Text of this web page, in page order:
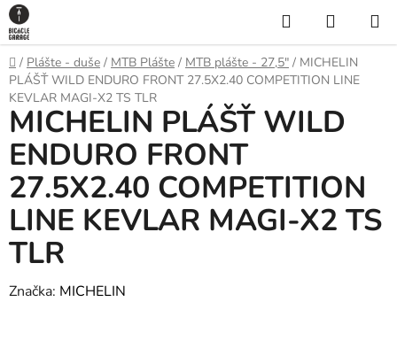
Prejsť
na
obsah
Hľadať
KOŠÍK
Domov
/ Plášte - duše / MTB Plášte / MTB plášte - 27,5" / MICHELIN
PLÁŠŤ WILD ENDURO FRONT 27.5X2.40 COMPETITION LINE
KEVLAR MAGI-X2 TS TLR
MICHELIN PLÁŠŤ WILD
ENDURO FRONT
27.5X2.40 COMPETITION
LINE KEVLAR MAGI-X2 TS
TLR
Značka: MICHELIN